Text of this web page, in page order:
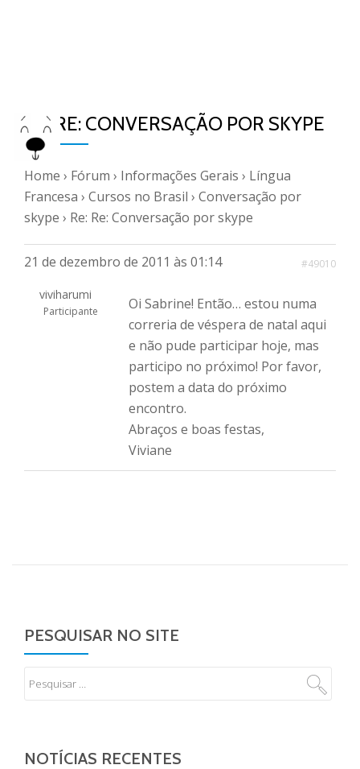
RE: RE: CONVERSAÇÃO POR SKYPE
Home › Fórum › Informações Gerais › Língua
Francesa › Cursos no Brasil › Conversação por
skype › Re: Re: Conversação por skype
21 de dezembro de 2011 às 01:14 #49010
viviharumi
Participante
Oi Sabrine! Então… estou numa
correria de véspera de natal aqui
e não pude participar hoje, mas
participo no próximo! Por favor,
postem a data do próximo
encontro.
Abraços e boas festas,
Viviane
PESQUISAR NO SITE
NOTÍCIAS RECENTES